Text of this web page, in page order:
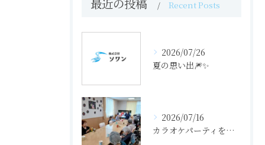
最近の投稿 Recent Posts
2026/07/26
夏の思い出🎆✨
2026/07/16
カラオケパーティをしました（せせらぎの里）